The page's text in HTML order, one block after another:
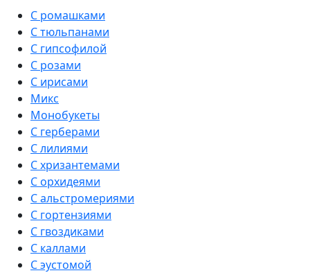
С ромашками
С тюльпанами
С гипсофилой
С розами
С ирисами
Микс
Монобукеты
С герберами
С лилиями
С хризантемами
С орхидеями
С альстромериями
С гортензиями
С гвоздиками
С каллами
С эустомой